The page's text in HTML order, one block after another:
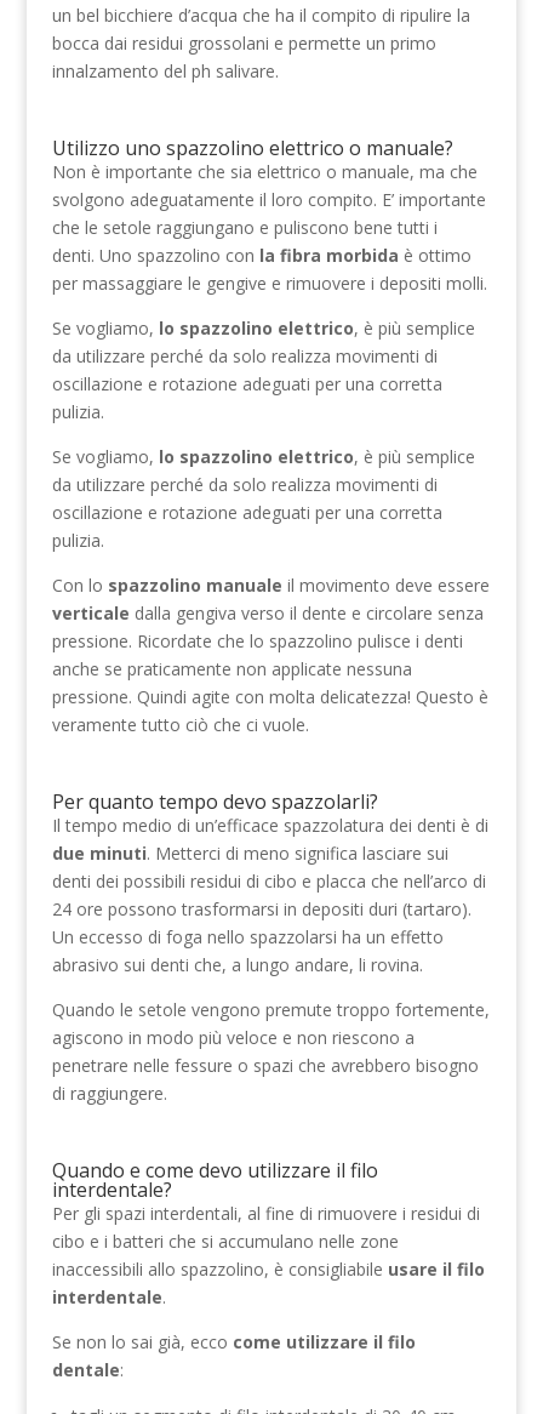
un bel bicchiere d’acqua che ha il compito di ripulire la
bocca dai residui grossolani e permette un primo
innalzamento del ph salivare.
Utilizzo uno spazzolino elettrico o manuale?
Non è importante che sia elettrico o manuale, ma che
svolgono adeguatamente il loro compito. E’ importante
che le setole raggiungano e puliscono bene tutti i
denti. Uno spazzolino con la fibra morbida è ottimo
per massaggiare le gengive e rimuovere i depositi molli.
Se vogliamo, lo spazzolino elettrico, è più semplice
da utilizzare perché da solo realizza movimenti di
oscillazione e rotazione adeguati per una corretta
pulizia.
Se vogliamo, lo spazzolino elettrico, è più semplice
da utilizzare perché da solo realizza movimenti di
oscillazione e rotazione adeguati per una corretta
pulizia.
Con lo spazzolino manuale il movimento deve essere
verticale dalla gengiva verso il dente e circolare senza
pressione. Ricordate che lo spazzolino pulisce i denti
anche se praticamente non applicate nessuna
pressione. Quindi agite con molta delicatezza! Questo è
veramente tutto ciò che ci vuole.
Per quanto tempo devo spazzolarli?
Il tempo medio di un’efficace spazzolatura dei denti è di
due minuti. Metterci di meno significa lasciare sui
denti dei possibili residui di cibo e placca che nell’arco di
24 ore possono trasformarsi in depositi duri (tartaro).
Un eccesso di foga nello spazzolarsi ha un effetto
abrasivo sui denti che, a lungo andare, li rovina.
Quando le setole vengono premute troppo fortemente,
agiscono in modo più veloce e non riescono a
penetrare nelle fessure o spazi che avrebbero bisogno
di raggiungere.
Quando e come devo utilizzare il filo
interdentale?
Per gli spazi interdentali, al fine di rimuovere i residui di
cibo e i batteri che si accumulano nelle zone
inaccessibili allo spazzolino, è consigliabile usare il filo
interdentale.
Se non lo sai già, ecco come utilizzare il filo
dentale: